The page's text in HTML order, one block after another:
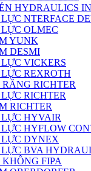
HYDRAULICS
NTERFACE
OLMEC
YUNK
DESMI
VICKERS
REXROTH
RICHTER
RICHTER
RICHTER
HYVAIR
HYFLOW
DYNEX
BVA
FIPA